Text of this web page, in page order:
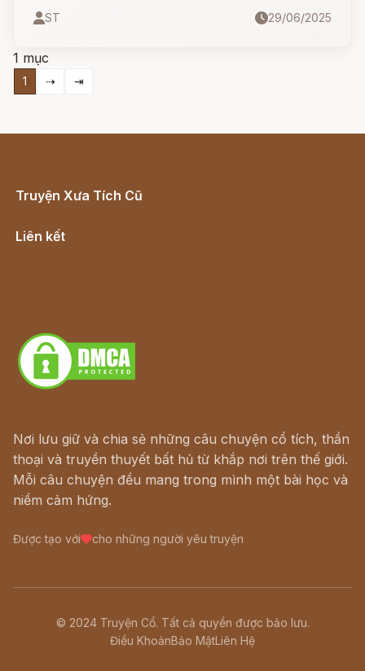
trong và ngoài nước.
ST 29/06/2025
1 mục
1 ⇢ ⇥
Truyện Xưa Tích Cũ
Liên kết
Nơi lưu giữ và chia sẻ những câu chuyện cổ tích, thần
thoại và truyền thuyết bất hủ từ khắp nơi trên thế giới.
Mỗi câu chuyện đều mang trong mình một bài học và
niềm cảm hứng.
Được tạo với cho những người yêu truyện
© 2024 Truyện Cổ. Tất cả quyền được bảo lưu.
Điều KhoảnBảo MậtLiên Hệ